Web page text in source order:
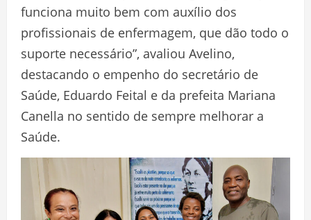
funciona muito bem com auxílio dos
profissionais de enfermagem, que dão todo o
suporte necessário”, avaliou Avelino,
destacando o empenho do secretário de
Saúde, Eduardo Feital e da prefeita Mariana
Canella no sentido de sempre melhorar a
Saúde.